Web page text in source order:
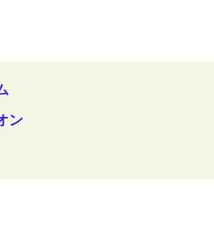
ン